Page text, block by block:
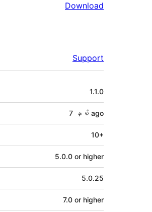
Download
Support
1.1.0
7 နှစ် ago
10+
5.0.0 or higher
5.0.25
7.0 or higher